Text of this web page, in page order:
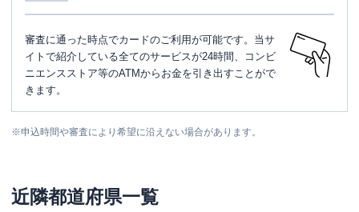
審査に通った時点でカードのご利用が可能です。当サ
イトで紹介している全てのサービスが24時間、コンビ
ニエンスストア等のATMからお金を引き出すことがで
きます。
※申込時間や審査により希望に沿えない場合があります。
近隣都道府県一覧